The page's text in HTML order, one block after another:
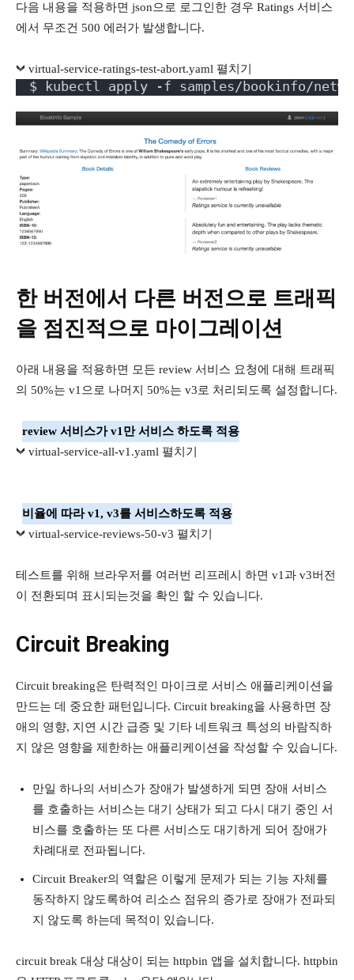
다음 내용을 적용하면 json으로 로그인한 경우 Ratings 서비스
에서 무조건 500 에러가 발생합니다.
virtual-service-ratings-test-abort.yaml 펼치기
$ kubectl apply -f samples/bookinfo/
한 버전에서 다른 버전으로 트래픽
을 점진적으로 마이그레이션
아래 내용을 적용하면 모든 review 서비스 요청에 대해 트래픽
의 50%는 v1으로 나머지 50%는 v3로 처리되도록 설정합니다.
review 서비스가 v1만 서비스 하도록 적용
virtual-service-all-v1.yaml 펼치기
비율에 따라 v1, v3를 서비스하도록 적용
virtual-service-reviews-50-v3 펼치기
테스트를 위해 브라우저를 여러번 리프레시 하면 v1과 v3버전
이 전환되며 표시되는것을 확인 할 수 있습니다.
Circuit Breaking
Circuit breaking은 탄력적인 마이크로 서비스 애플리케이션을
만드는 데 중요한 패턴입니다. Circuit breaking을 사용하면 장
애의 영향, 지연 시간 급증 및 기타 네트워크 특성의 바람직하
지 않은 영향을 제한하는 애플리케이션을 작성할 수 있습니다.
만일 하나의 서비스가 장애가 발생하게 되면 장애 서비스
를 호출하는 서비스는 대기 상태가 되고 다시 대기 중인 서
비스를 호출하는 또 다른 서비스도 대기하게 되어 장애가
차례대로 전파됩니다.
Circuit Breaker의 역할은 이렇게 문제가 되는 기능 자체를
동작하지 않도록하여 리소스 점유의 증가로 장애가 전파되
지 않도록 하는데 목적이 있습니다.
circuit break 대상 대상이 되는 httpbin 앱을 설치합니다. httpbin